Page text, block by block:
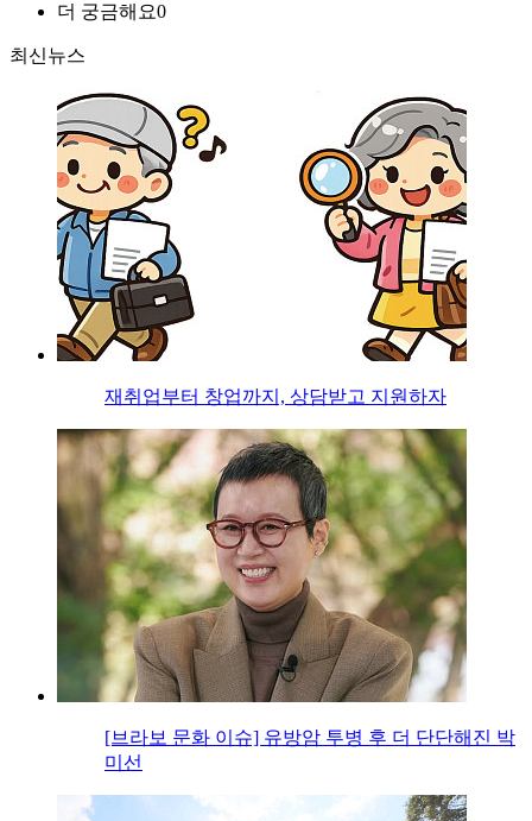
더 궁금해요0
최신뉴스
재취업부터 창업까지, 상담받고 지원하자
[브라보 문화 이슈] 유방암 투병 후 더 단단해진 박
미선